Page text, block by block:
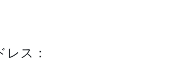
レス：